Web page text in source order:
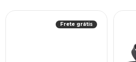
Frete grátis